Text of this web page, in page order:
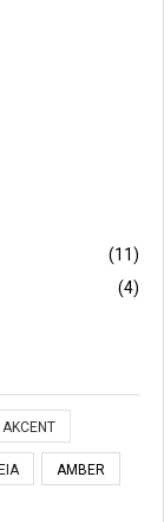
(11)
(4)
AKCENT
AMBER